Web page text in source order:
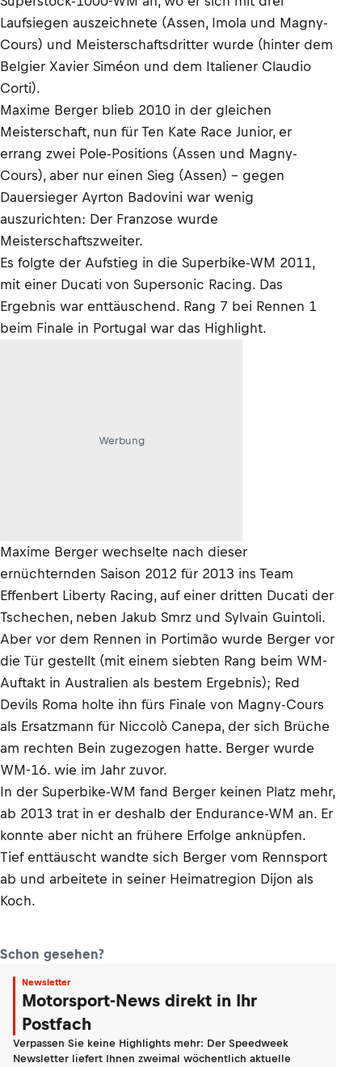
Laufsiegen auszeichnete (Assen, Imola und Magny-
Cours) und Meisterschaftsdritter wurde (hinter dem
Belgier Xavier Siméon und dem Italiener Claudio
Corti).
Maxime Berger blieb 2010 in der gleichen
Meisterschaft, nun für Ten Kate Race Junior, er
errang zwei Pole-Positions (Assen und Magny-
Cours), aber nur einen Sieg (Assen) – gegen
Dauersieger Ayrton Badovini war wenig
auszurichten: Der Franzose wurde
Meisterschaftszweiter.
Es folgte der Aufstieg in die Superbike-WM 2011,
mit einer Ducati von Supersonic Racing. Das
Ergebnis war enttäuschend. Rang 7 bei Rennen 1
beim Finale in Portugal war das Highlight.
Werbung
Maxime Berger wechselte nach dieser
ernüchternden Saison 2012 für 2013 ins Team
Effenbert Liberty Racing, auf einer dritten Ducati der
Tschechen, neben Jakub Smrz und Sylvain Guintoli.
Aber vor dem Rennen in Portimão wurde Berger vor
die Tür gestellt (mit einem siebten Rang beim WM-
Auftakt in Australien als bestem Ergebnis); Red
Devils Roma holte ihn fürs Finale von Magny-Cours
als Ersatzmann für Niccolò Canepa, der sich Brüche
am rechten Bein zugezogen hatte. Berger wurde
WM-16. wie im Jahr zuvor.
In der Superbike-WM fand Berger keinen Platz mehr,
ab 2013 trat in er deshalb der Endurance-WM an. Er
konnte aber nicht an frühere Erfolge anknüpfen.
Tief enttäuscht wandte sich Berger vom Rennsport
ab und arbeitete in seiner Heimatregion Dijon als
Koch.
Schon gesehen?
Newsletter
Motorsport-News direkt in Ihr
Postfach
Verpassen Sie keine Highlights mehr: Der Speedweek
Newsletter liefert Ihnen zweimal wöchentlich aktuelle